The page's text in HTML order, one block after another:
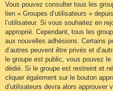
Vous pouvez consulter tous les
lien « Groupes d’utilisateurs »
l’utilisateur. Si vous souhaitez en
approprié. Cependant, tous les
aux nouvelles adhésions. Certains
d’autres peuvent être privés et
le groupe est public, vous pouvez
dédié. Si le groupe est restreint et
cliquer également sur le bouton
d’utilisateurs devra alors approuver